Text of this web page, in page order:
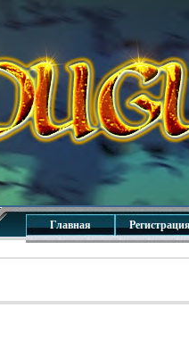
Главная